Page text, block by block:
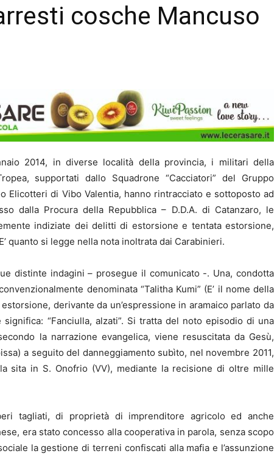
cosche Mancuso
2014, in diverse località della provincia, i militari della
supportati dallo Squadrone “Cacciatori” del Gruppo
Elicotteri di Vibo Valentia, hanno rintracciato e sottoposto ad
dalla Procura della Repubblica – D.D.A. di Catanzaro, le
indiziate dei delitti di estorsione e tentata estorsione,
quanto si legge nella nota inoltrata dai Carabinieri.
distinte indagini – prosegue il comunicato -. Una, condotta
denominata “Talitha Kumi” (E’ il nome della
derivante da un’espressione in aramaico parlato da
“Fanciulla, alzati”. Si tratta del noto episodio di una
la narrazione evangelica, viene resuscitata da Gesù,
a seguito del danneggiamento subìto, nel novembre 2011,
sita in S. Onofrio (VV), mediante la recisione di oltre mille
tagliati, di proprietà di imprenditore agricolo ed anche
era stato concesso alla cooperativa in parola, senza scopo
la gestione di terreni confiscati alla mafia e l’assunzione